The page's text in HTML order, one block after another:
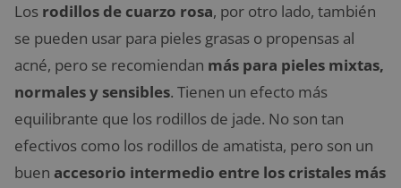
Los rodillos de cuarzo rosa, por otro lado, también
se pueden usar para pieles grasas o propensas al
acné, pero se recomiendan más para pieles mixtas,
normales y sensibles. Tienen un efecto más
equilibrante que los rodillos de jade. No son tan
efectivos como los rodillos de amatista, pero son un
buen accesorio intermedio entre los cristales más